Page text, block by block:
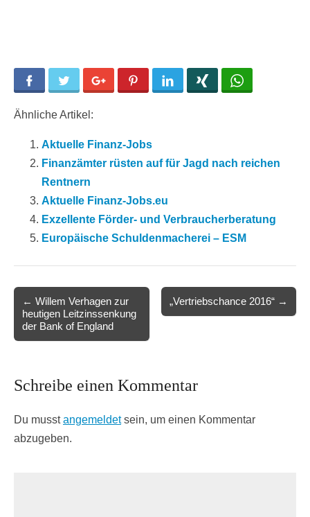
Facebook Twitter Google+ Pinterest LinkedIn
Ähnliche Artikel:
Aktuelle Finanz-Jobs
Finanzämter rüsten auf für Jagd nach reichen
Rentnern
Aktuelle Finanz-Jobs.eu
Exzellente Förder- und Verbraucherberatung
Europäische Schuldenmacherei – ESM
Post
navigation
← Willem Verhagen zur
heutigen Leitzinssenkung
der Bank of England
„Vertriebschance 2016“ →
Schreibe einen Kommentar
Du musstangemeldetsein, um einen Kommentar
abzugeben.